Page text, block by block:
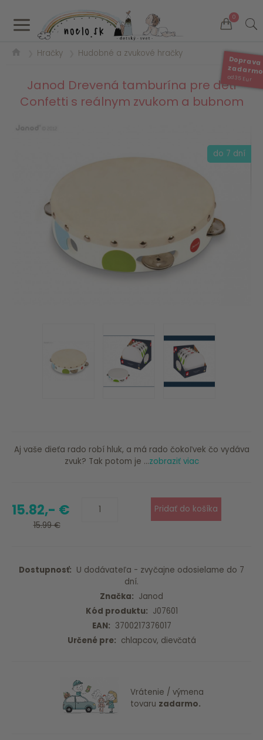
a 0
Doprava
od 35 Eur
Hračky Hudobné a zvukové hračky
Janod Drevená tamburína pre deti
Confetti s reálnym zvukom a bubnom
do 7 dní
Aj vaše dieťa rado robí hluk, a má rado čokoľvek čo vydáva
zvuk? Tak potom je ...zobraziť viac
15.82,- €
15.99 €
Dostupnosť: U dodávateľa - zvyčajne odosielame do 7
dní.
Značka: Janod
Kód produktu: J07601
EAN: 3700217376017
Určené pre: chlapcov, dievčatá
Vrátenie / výmena
tovaru zadarmo.